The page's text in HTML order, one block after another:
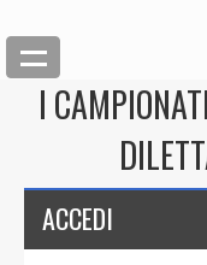
I
ACCEDI